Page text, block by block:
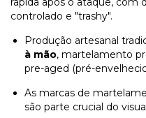
controlado e "trashy".
Produção artesanal
à mão, martelamento
pre-aged (pré-
As marcas de
são parte crucial do